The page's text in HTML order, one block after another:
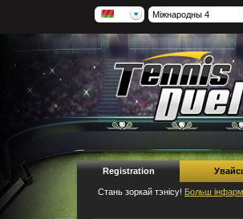
Міжнародны 4
Registration
Стань зоркай тэнісу! Больш